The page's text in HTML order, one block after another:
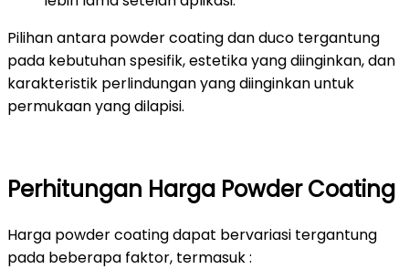
Pilihan antara powder coating dan duco tergantung
pada kebutuhan spesifik, estetika yang diinginkan, dan
karakteristik perlindungan yang diinginkan untuk
permukaan yang dilapisi.
Perhitungan Harga Powder Coating
Harga powder coating dapat bervariasi tergantung
pada beberapa faktor, termasuk :